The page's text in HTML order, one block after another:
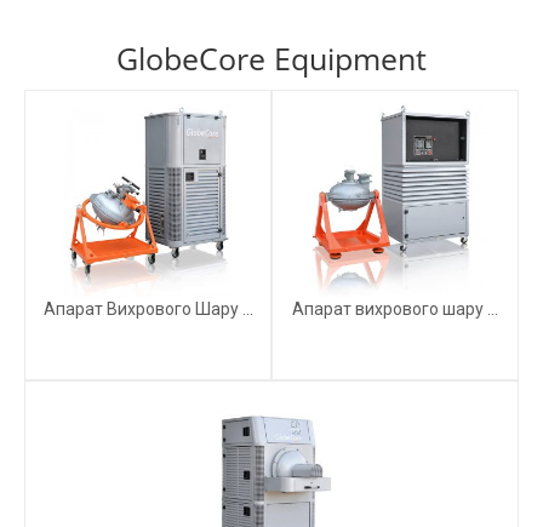
GlobeCore Equipment
Апарат Вихрового Шару ... Апарат вихрового шару ...